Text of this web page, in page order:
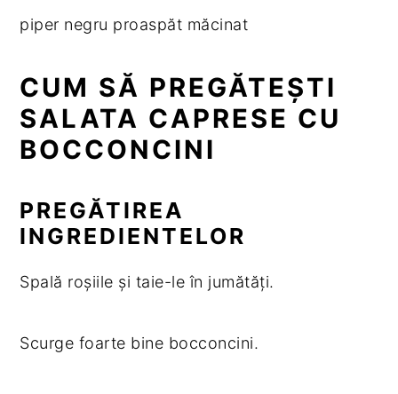
piper negru proaspăt măcinat
CUM SĂ PREGĂTEȘTI
SALATA CAPRESE CU
BOCCONCINI
PREGĂTIREA
INGREDIENTELOR
Spală roșiile și taie-le în jumătăți.
Scurge foarte bine bocconcini.